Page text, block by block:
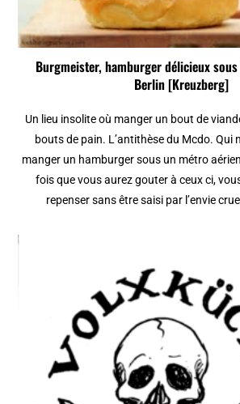
Burgmeister, hamburger délicieux
Berlin [Kreuzberg]
Un lieu insolite où manger un bout de
bouts de pain. L’antithèse du Mcdo. Qui
manger un hamburger sous un métro
fois que vous aurez gouter à ceux ci,
repenser sans être saisi par l’envie